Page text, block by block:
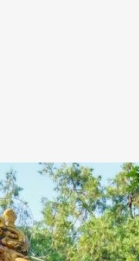
Mexico, Central America
Oceania Secretariat
South America Secretariat
South Asia Secretariat
Southeast Asia Secretariat
Brussels Office
South Asia